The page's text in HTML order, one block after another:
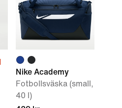
Nike Academy
Fotbollsväska (small,
40 l)